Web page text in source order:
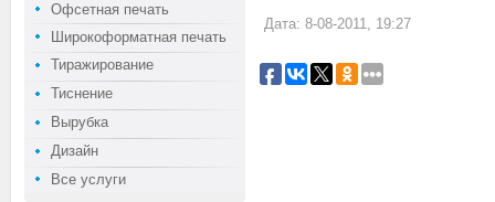
Офсетная печать
Широкоформатная печать
Тиражирование
Тиснение
Вырубка
Дизайн
Все услуги
Дата: 8-08-2011, 19:27